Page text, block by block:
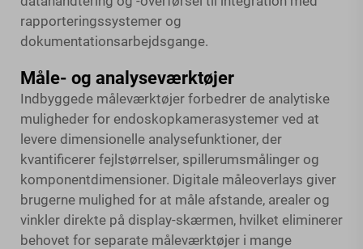
rapporteringssystemer og
dokumentationsarbejdsgange.
Måle- og analyseværktøjer
Indbyggede måleværktøjer forbedrer de analytiske
muligheder for endoskopkamerasystemer ved at
levere dimensionelle analysefunktioner, der
kvantificerer fejlstørrelser, spillerumsmålinger og
komponentdimensioner. Digitale måleoverlays giver
brugerne mulighed for at måle afstande, arealer og
vinkler direkte på display-skærmen, hvilket eliminerer
behovet for separate måleværktøjer i mange